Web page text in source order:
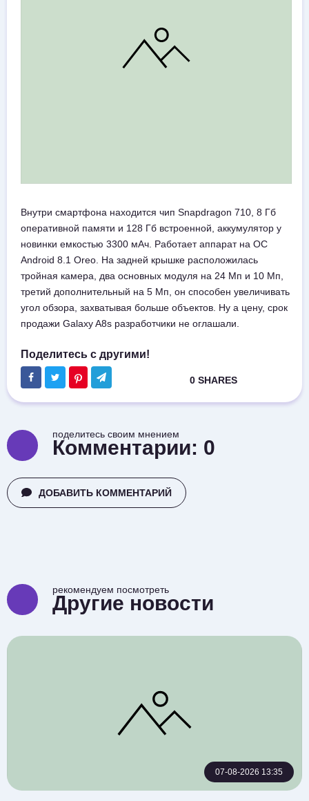
Внутри смартфона находится чип Snapdragon 710, 8 Гб
оперативной памяти и 128 Гб встроенной, аккумулятор у
новинки емкостью 3300 мАч. Работает аппарат на ОС
Android 8.1 Oreo. На задней крышке расположилась
тройная камера, два основных модуля на 24 Мп и 10 Мп,
третий дополнительный на 5 Мп, он способен увеличивать
угол обзора, захватывая больше объектов. Ну а цену, срок
продажи Galaxy A8s разработчики не оглашали.
поделитесь своим мнением
Комментарии: 0
ДОБАВИТЬ КОММЕНТАРИЙ
рекомендуем посмотреть
Другие новости
07-08-2026 13:35